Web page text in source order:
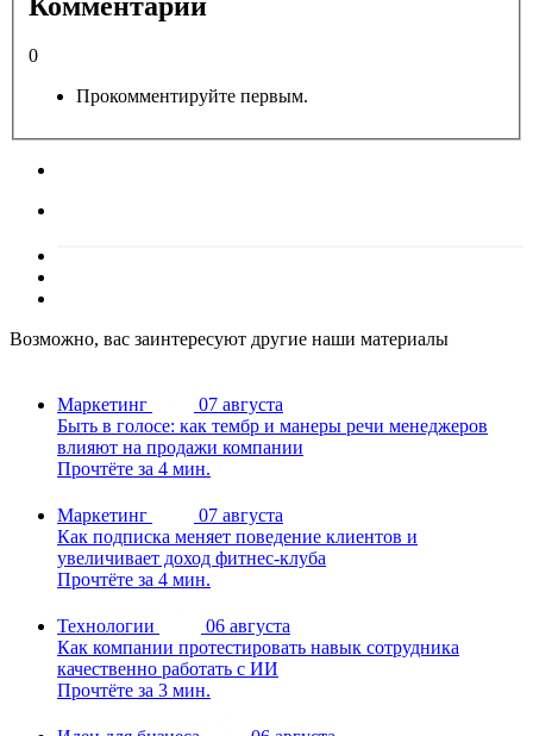
0
Прокомментируйте первым.
Возможно, вас заинтересуют другие наши материалы
Маркетинг
07 августа
Быть в голосе: как тембр и манеры речи менеджеров
влияют на продажи компании
Прочтёте за 4 мин.
Маркетинг
07 августа
Как подписка меняет поведение клиентов и
увеличивает доход фитнес-клуба
Прочтёте за 4 мин.
Технологии
06 августа
Как компании протестировать навык сотрудника
качественно работать с ИИ
Прочтёте за 3 мин.